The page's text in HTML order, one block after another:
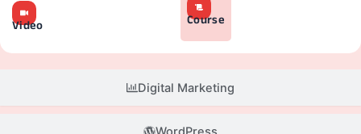
Digital Marketing
Video Course